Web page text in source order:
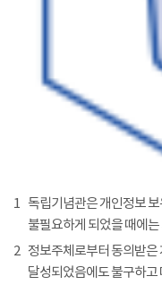
1 독립기념관은 개인정보
불필요하게 되었을 때에
2 정보주체로부터 동의받은
달성되었음에도 불구하고